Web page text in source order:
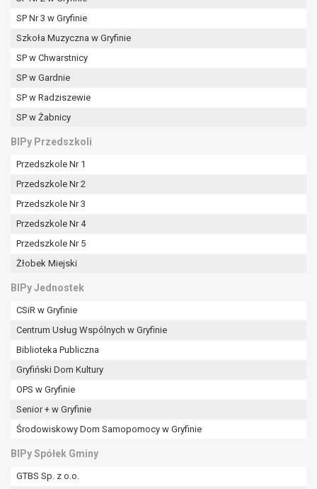
SP Nr 3 w Gryfinie
Szkoła Muzyczna w Gryfinie
SP w Chwarstnicy
SP w Gardnie
SP w Radziszewie
SP w Żabnicy
BIPy Przedszkoli
Przedszkole Nr 1
Przedszkole Nr 2
Przedszkole Nr 3
Przedszkole Nr 4
Przedszkole Nr 5
Żłobek Miejski
BIPy Jednostek
CSiR w Gryfinie
Centrum Usług Wspólnych w Gryfinie
Biblioteka Publiczna
Gryfiński Dom Kultury
OPS w Gryfinie
Senior + w Gryfinie
Środowiskowy Dom Samopomocy w Gryfinie
BIPy Spółek Gminy
GTBS Sp. z o.o.
przetwarzanie Pani/Pana danych osobowych
przez administratora.
Prezes Urzędu Ochrony Danych Osobowych.
W zależności od sfery, w której przetwarzane są
dane osobowe, podanie danych osobowych jest
umownym.
Pani/Pana dane nie będą poddawane